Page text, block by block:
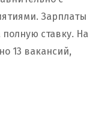
Зарплаты
полную ставку. На
13 вакансий,